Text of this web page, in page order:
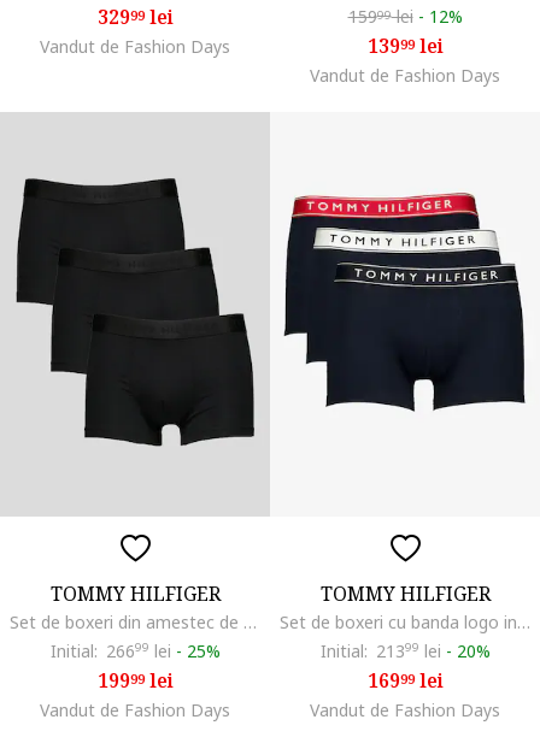
32999lei
Vandut de Fashion Days
15999lei - 12%
13999lei
Vandut de Fashion Days
TOMMY HILFIGER
Set de boxeri din amestec de modal cu banda logo in talie - 3 perechi, Negru
Initial: 26699 lei - 25%
19999lei
Vandut de Fashion Days
TOMMY HILFIGER
Set de boxeri cu banda logo in talie - 3 perechi, Bleumarin stins
Initial: 21399 lei - 20%
16999lei
Vandut de Fashion Days